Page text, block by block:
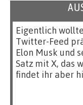
Eigentlich
Twitter-Feed
Elon Musk und
Satz mit X, das
findet ihr aber